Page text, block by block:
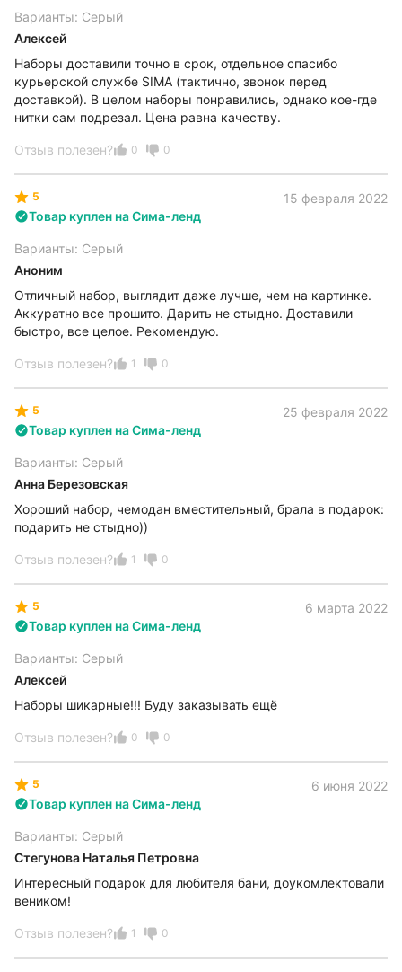
Варианты: Серый
Алексей
Наборы доставили точно в срок, отдельное спасибо
курьерской службе SIMA (тактично, звонок перед
доставкой). В целом наборы понравились, однако кое-где
нитки сам подрезал. Цена равна качеству.
Отзыв полезен? 0 0
5
15 февраля 2022
Товар куплен на Сима-ленд
Варианты: Серый
Аноним
Отличный набор, выглядит даже лучше, чем на картинке.
Аккуратно все прошито. Дарить не стыдно. Доставили
быстро, все целое. Рекомендую.
Отзыв полезен? 1 0
5
25 февраля 2022
Товар куплен на Сима-ленд
Варианты: Серый
Анна Березовская
Хороший набор, чемодан вместительный, брала в подарок:
подарить не стыдно))
Отзыв полезен? 1 0
5
6 марта 2022
Товар куплен на Сима-ленд
Варианты: Серый
Алексей
Наборы шикарные!!! Буду заказывать ещё
Отзыв полезен? 0 0
5
6 июня 2022
Товар куплен на Сима-ленд
Варианты: Серый
Стегунова Наталья Петровна
Интересный подарок для любителя бани, доукомлектовали
веником!
Отзыв полезен? 1 0